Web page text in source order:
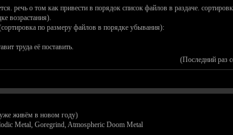
речь о том как привести в порядок список файлов в раздаче.
возрастания).
по размеру файлов в порядке убывания):
труда её поставить.
(Последний раз
живём в новом году)
Metal, Goregrind, Atmospheric Doom Metal